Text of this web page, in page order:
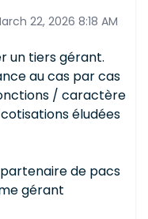
22, 2026 8:18 AM
un tiers gérant.
au cas par cas
/ caractère
éludées
de pacs
gérant